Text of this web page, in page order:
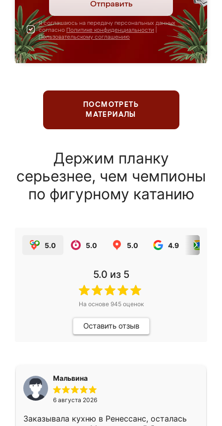
Отправить
Я соглашаюсь на передачу персональных данных
согласно Политике конфиденциальности
Пользовательскому соглашению
ПОСМОТРЕТЬ
МАТЕРИАЛЫ
Держим планку
серьезнее, чем чемпионы
по фигурному катанию
5.0 5.0 5.0 4.9
5.0 из 5
На основе 945оценок
Оставить отзыв
Мальвина
6 августа 2026
Заказывала кухню в Ренессанс, осталась